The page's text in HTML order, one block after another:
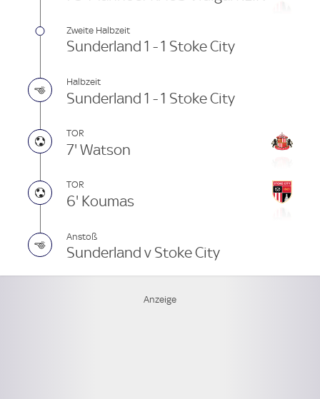
Zweite Halbzeit
Sunderland 1 - 1 Stoke City
Halbzeit
Sunderland 1 - 1 Stoke City
TOR
7' Watson
TOR
6' Koumas
Anstoß
Sunderland v Stoke City